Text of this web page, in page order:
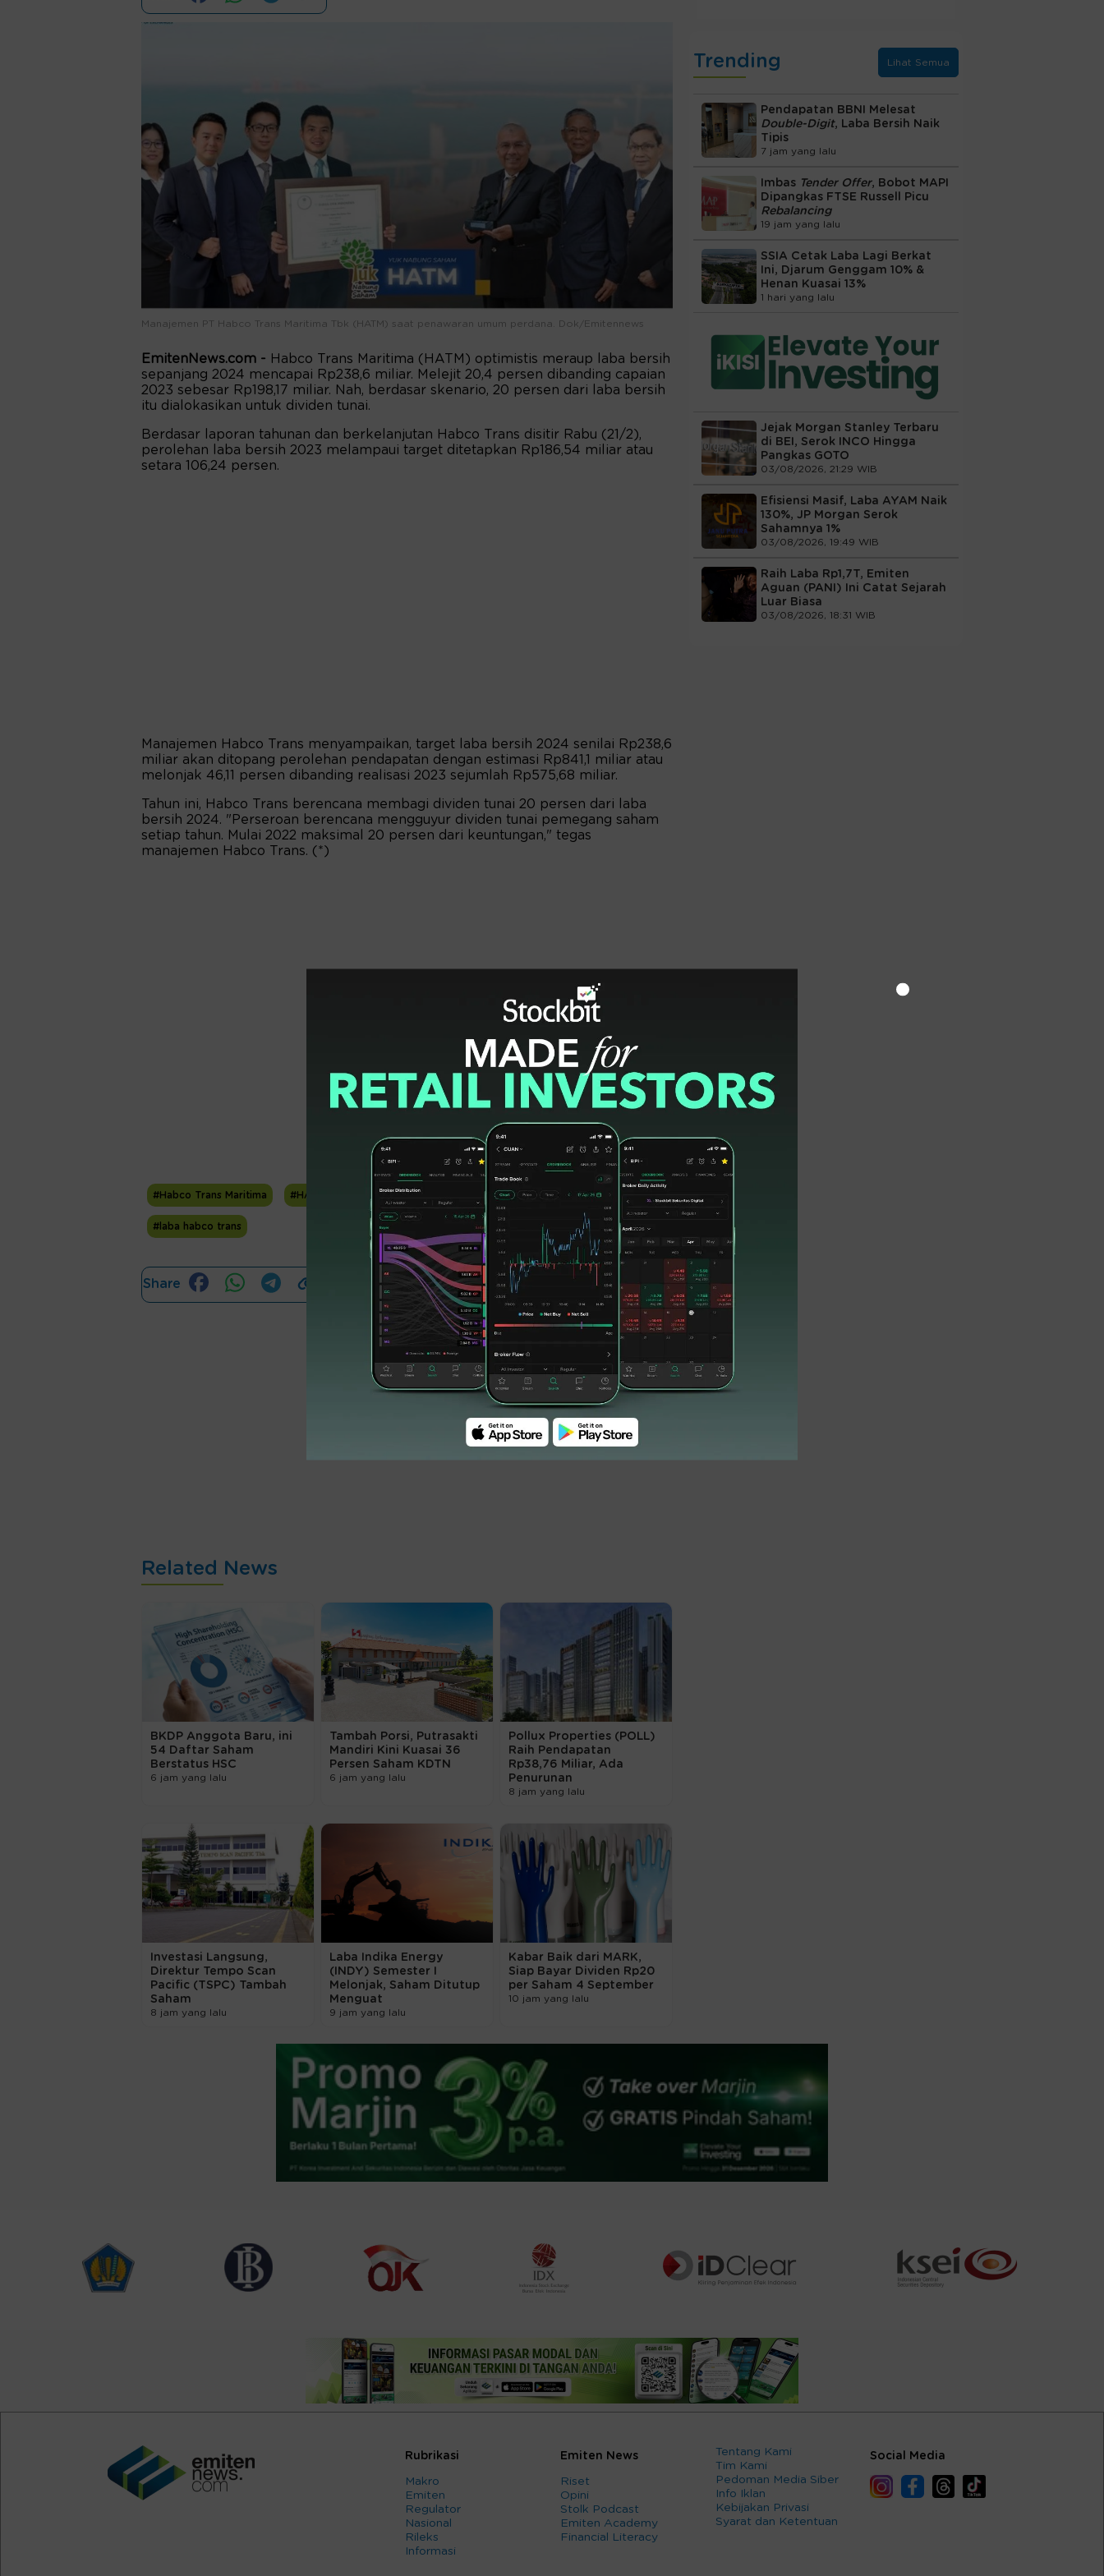
Manajemen PT Habco Trans Maritima Tbk (HATM) saat penawaran umum perdana. Dok/Emitennews
EmitenNews.com - Habco Trans Maritima (HATM) optimistis meraup laba bersih
sepanjang 2024 mencapai Rp238,6 miliar. Melejit 20,4 persen dibanding capaian
2023 sebesar Rp198,17 miliar. Nah, berdasar skenario, 20 persen dari laba bersih
itu dialokasikan untuk dividen tunai.
Berdasar laporan tahunan dan berkelanjutan Habco Trans disitir Rabu (21/2),
perolehan laba bersih 2023 melampaui target ditetapkan Rp186,54 miliar atau
setara 106,24 persen.
Manajemen Habco Trans menyampaikan, target laba bersih 2024 senilai Rp238,6
miliar akan ditopang perolehan pendapatan dengan estimasi Rp841,1 miliar atau
melonjak 46,11 persen dibanding realisasi 2023 sejumlah Rp575,68 miliar.
Tahun ini, Habco Trans berencana membagi dividen tunai 20 persen dari laba
bersih 2024. "Perseroan berencana mengguyur dividen tunai pemegang saham
setiap tahun. Mulai 2022 maksimal 20 persen dari keuntungan," tegas
manajemen Habco Trans. (*)
#Habco Trans Maritima #HATM #Emiten pelayaran #kapal habco #angkutan laut
#laba habco trans
Share
Related News
BKDP Anggota Baru, ini
54 Daftar Saham
Berstatus HSC
6 jam yang lalu
Tambah Porsi, Putrasakti
Mandiri Kini Kuasai 36
Persen Saham KDTN
6 jam yang lalu
Pollux Properties (POLL)
Raih Pendapatan
Rp38,76 Miliar, Ada
Penurunan
8 jam yang lalu
Investasi Langsung,
Direktur Tempo Scan
Pacific (TSPC) Tambah
Saham
8 jam yang lalu
Laba Indika Energy
(INDY) Semester I
Melonjak, Saham Ditutup
Menguat
9 jam yang lalu
Kabar Baik dari MARK,
Siap Bayar Dividen Rp20
per Saham 4 September
10 jam yang lalu
Trending Lihat Semua
Pendapatan BBNI Melesat
Double-Digit, Laba Bersih Naik
Tipis
7 jam yang lalu
Imbas Tender Offer, Bobot MAPI
Dipangkas FTSE Russell Picu
Rebalancing
19 jam yang lalu
SSIA Cetak Laba Lagi Berkat
Ini, Djarum Genggam 10% &
Henan Kuasai 13%
1 hari yang lalu
Jejak Morgan Stanley Terbaru
di BEI, Serok INCO Hingga
Pangkas GOTO
03/08/2026, 21:29 WIB
Efisiensi Masif, Laba AYAM Naik
130%, JP Morgan Serok
Sahamnya 1%
03/08/2026, 19:49 WIB
Raih Laba Rp1,7T, Emiten
Aguan (PANI) Ini Catat Sejarah
Luar Biasa
03/08/2026, 18:31 WIB
Rubrikasi
Makro
Emiten
Regulator
Nasional
Rileks
Informasi
Emiten News
Riset
Opini
Stolk Podcast
Emiten Academy
Financial Literacy
Tentang Kami
Tim Kami
Pedoman Media Siber
Info Iklan
Kebijakan Privasi
Syarat dan Ketentuan
Social Media